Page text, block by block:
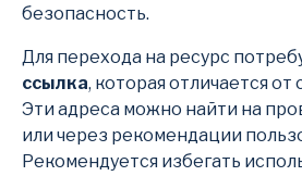
безопасность.
Для перехода на ресурс
ссылка, которая отличается от
Эти адреса можно найти на
или через рекомендации
Рекомендуется избегать